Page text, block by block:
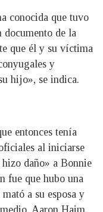
conocida que tuvo
documento de la
que él y su víctima
y
hijo», se indica.
entonces tenía
al iniciarse
daño» a Bonnie
fue que hubo una
a su esposa y